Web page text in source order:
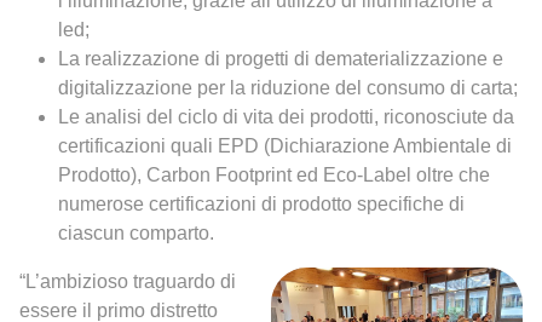
led;
La realizzazione di progetti di dematerializzazione e
digitalizzazione per la riduzione del consumo di carta;
Le analisi del ciclo di vita dei prodotti, riconosciute da
certificazioni quali EPD (Dichiarazione Ambientale di
Prodotto), Carbon Footprint ed Eco-Label oltre che
numerose certificazioni di prodotto specifiche di
ciascun comparto.
“L’ambizioso traguardo di
essere il primo distretto